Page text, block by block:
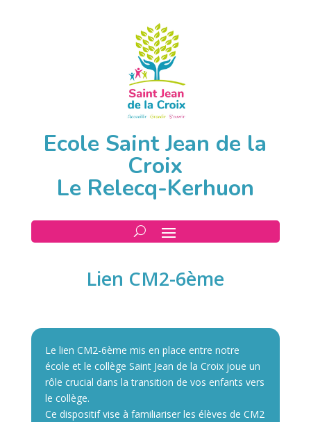
Ecole Saint Jean de la
Croix
Le Relecq-Kerhuon
Lien CM2-6ème
Le lien CM2-6ème mis en place entre notre
école et le collège Saint Jean de la Croix joue un
rôle crucial dans la transition de vos enfants vers
le collège.
Ce dispositif vise à familiariser les élèves de CM2